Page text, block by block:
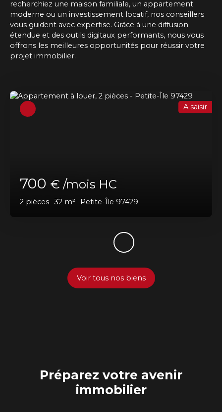
recherchiez une maison familiale, un appartement
moderne ou un investissement locatif, nos conseillers
vous guident avec expertise. Grâce à une diffusion
étendue et des outils digitaux performants, nous vous
offrons les meilleures opportunités pour réussir votre
projet immobilier.
700 € /mois HC
2 pièces 32 m² Petite-Île 97429
A saisir
Voir tous nos biens
Préparez votre avenir
immobilier